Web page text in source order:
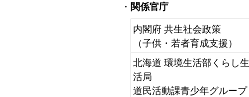
・ 関係官庁
内閣府 共生社会政策
（子供・若者育成支援）
北海道 環境生活部くらし生
活局
道民活動課青少年グループ